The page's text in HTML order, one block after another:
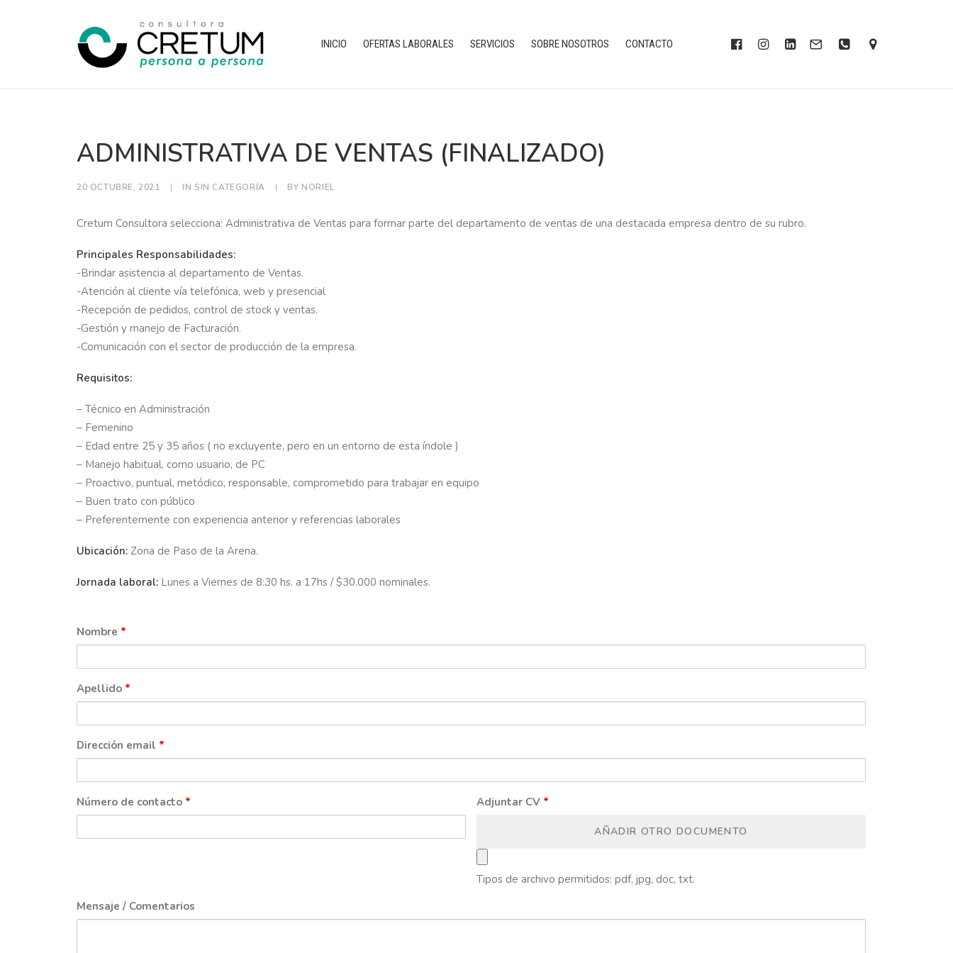
INICIO OFERTAS LABORALES SERVICIOS SOBRE NOSOTROS CONTACTO
ADMINISTRATIVA DE VENTAS (FINALIZADO)
20 OCTUBRE, 2021 | IN SIN CATEGORÍA | BY NORIEL
Cretum Consultora selecciona: Administrativa de Ventas para formar parte del departamento de ventas de una destacada empresa dentro de su rubro.
Principales Responsabilidades:
-Brindar asistencia al departamento de Ventas.
-Atención al cliente vía telefónica, web y presencial
-Recepción de pedidos, control de stock y ventas.
-Gestión y manejo de Facturación.
-Comunicación con el sector de producción de la empresa.
Requisitos:
– Técnico en Administración
– Femenino
– Edad entre 25 y 35 años ( no excluyente, pero en un entorno de esta índole )
– Manejo habitual, como usuario, de PC
– Proactivo, puntual, metódico, responsable, comprometido para trabajar en equipo
– Buen trato con público
– Preferentemente con experiencia anterior y referencias laborales
Ubicación: Zona de Paso de la Arena.
Jornada laboral: Lunes a Viernes de 8:30 hs. a 17hs / $30.000 nominales.
Nombre *
Apellido *
Dirección email *
Número de contacto * Adjuntar CV *
AÑADIR OTRO DOCUMENTO
Tipos de archivo permitidos: pdf, jpg, doc, txt.
Mensaje / Comentarios